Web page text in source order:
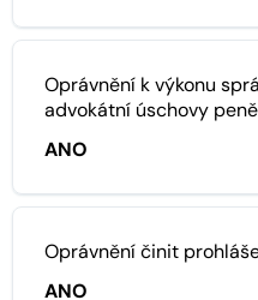
Oprávnění k výkonu
advokátní úschovy
ANO
Oprávnění činit
ANO